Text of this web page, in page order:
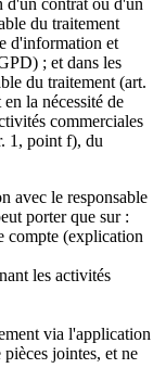
d'un contrat ou d'un
du traitement
d'information et
; et dans les
du traitement (art.
la nécessité de
commerciales
1, point f), du
avec le responsable
porter que sur :
compte (explication
les activités
via l'application
jointes, et ne